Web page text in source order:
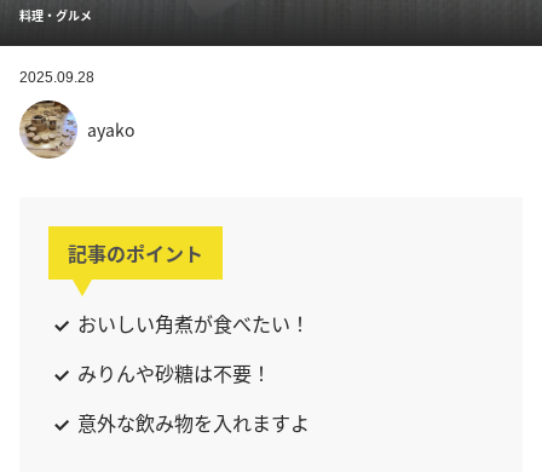
料理・グルメ
2025.09.28
ayako
記事のポイント
おいしい角煮が食べたい！
みりんや砂糖は不要！
意外な飲み物を入れますよ